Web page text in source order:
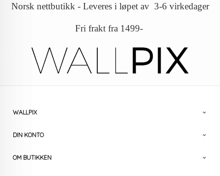
Norsk nettbutikk - Leveres i løpet av 3-6 virkedager
Fri frakt fra 1499-
WALLPIX
DIN KONTO
OM BUTIKKEN